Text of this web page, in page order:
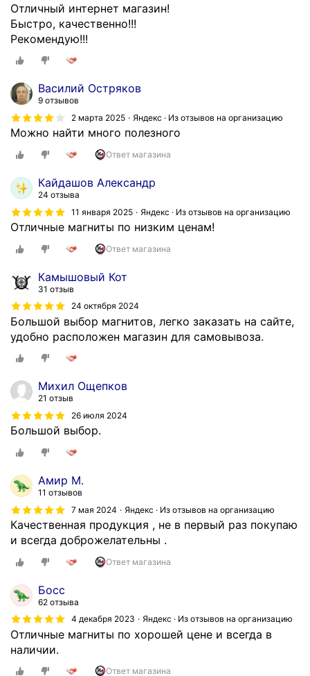
Отличный интернет магазин!
Быстро, качественно!!!
Рекомендую!!!
Василий Остряков
9 отзывов
2 марта 2025
Яндекс · Из отзывов на организацию
Можно найти много полезного
Ответ магазина
Кайдашов Александр
24 отзыва
11 января 2025
Яндекс · Из отзывов на организацию
Отличные магниты по низким ценам!
Ответ магазина
Камышовый Кот
31 отзыв
24 октября 2024
Большой выбор магнитов, легко заказать на сайте,
удобно расположен магазин для самовывоза.
Михил Ощепков
21 отзыв
26 июля 2024
Большой выбор.
Амир М.
11 отзывов
7 мая 2024
Яндекс · Из отзывов на организацию
Качественная продукция , не в первый раз покупаю
и всегда доброжелательны .
Ответ магазина
Босс
62 отзыва
4 декабря 2023
Яндекс · Из отзывов на организацию
Отличные магниты по хорошей цене и всегда в
наличии.
Ответ магазина